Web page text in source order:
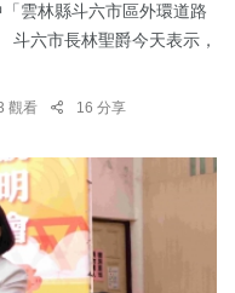
雲林縣斗六市區外環道路
六市長林聖爵今天表示，
觀看 16 分享